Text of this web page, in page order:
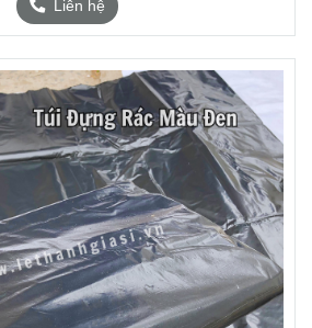
Liên hệ